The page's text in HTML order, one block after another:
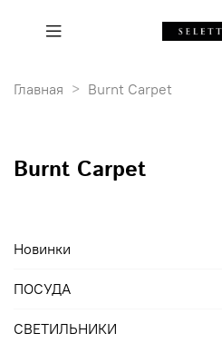
Главная Burnt Carpet
Burnt Carpet
Новинки
ПОСУДА
СВЕТИЛЬНИКИ